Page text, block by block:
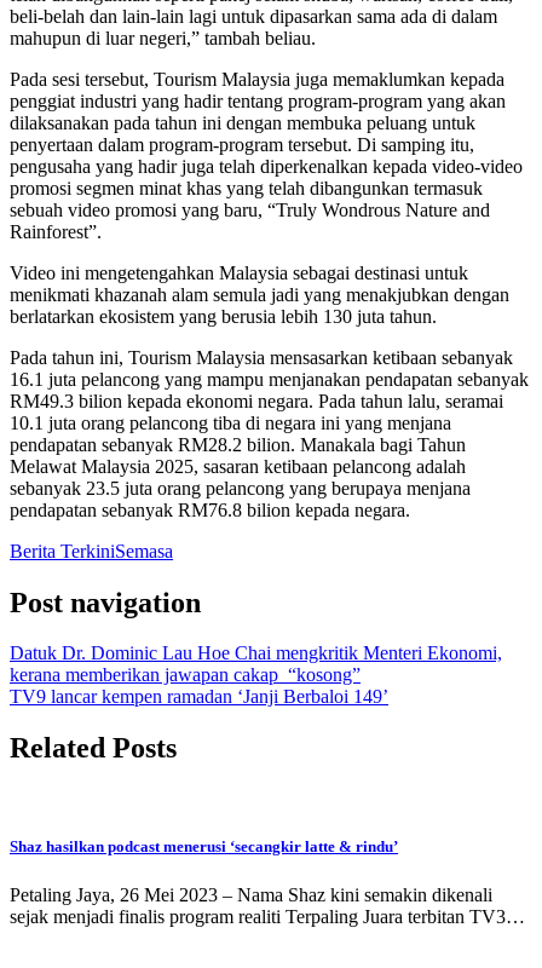
beli-belah dan lain-lain lagi untuk dipasarkan sama ada di dalam
mahupun di luar negeri,” tambah beliau.
Pada sesi tersebut, Tourism Malaysia juga memaklumkan kepada
penggiat industri yang hadir tentang program-program yang akan
dilaksanakan pada tahun ini dengan membuka peluang untuk
penyertaan dalam program-program tersebut. Di samping itu,
pengusaha yang hadir juga telah diperkenalkan kepada video-video
promosi segmen minat khas yang telah dibangunkan termasuk
sebuah video promosi yang baru, “Truly Wondrous Nature and
Rainforest”.
Video ini mengetengahkan Malaysia sebagai destinasi untuk
menikmati khazanah alam semula jadi yang menakjubkan dengan
berlatarkan ekosistem yang berusia lebih 130 juta tahun.
Pada tahun ini, Tourism Malaysia mensasarkan ketibaan sebanyak
16.1 juta pelancong yang mampu menjanakan pendapatan sebanyak
RM49.3 bilion kepada ekonomi negara. Pada tahun lalu, seramai
10.1 juta orang pelancong tiba di negara ini yang menjana
pendapatan sebanyak RM28.2 bilion. Manakala bagi Tahun
Melawat Malaysia 2025, sasaran ketibaan pelancong adalah
sebanyak 23.5 juta orang pelancong yang berupaya menjana
pendapatan sebanyak RM76.8 bilion kepada negara.
Berita TerkiniSemasa
Post navigation
Datuk Dr. Dominic Lau Hoe Chai mengkritik Menteri Ekonomi,
kerana memberikan jawapan cakap “kosong”
TV9 lancar kempen ramadan ‘Janji Berbaloi 149’
Related Posts
Shaz hasilkan podcast menerusi ‘secangkir latte & rindu’
Petaling Jaya, 26 Mei 2023 – Nama Shaz kini semakin dikenali
sejak menjadi finalis program realiti Terpaling Juara terbitan TV3…